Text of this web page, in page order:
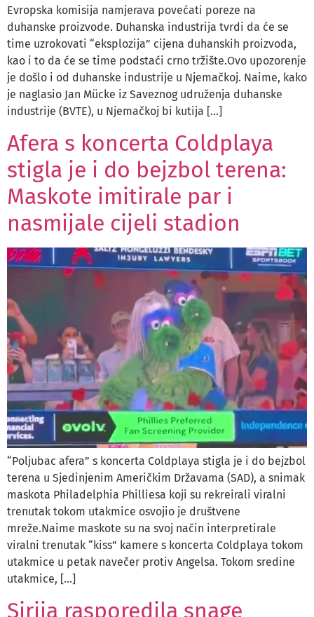
Evropska komisija namjerava povećati poreze na
duhanske proizvode. Duhanska industrija tvrdi da će se
time uzrokovati “eksplozija” cijena duhanskih proizvoda,
kao i to da će se time podstaći crno tržište.Ovo upozorenje
je došlo i od duhanske industrije u Njemačkoj. Naime, kako
je naglasio Jan Mücke iz Saveznog udruženja duhanske
industrije (BVTE), u Njemačkoj bi kutija […]
Afera s koncerta Coldplaya
stigla je i do bejzbol terena:
Maskote imitirale par i
nasmijale cijeli stadion
“Poljubac afera” s koncerta Coldplaya stigla je i do bejzbol
terena u Sjedinjenim Američkim Državama (SAD), a snimak
maskota Philadelphia Philliesa koji su rekreirali viralni
trenutak tokom utakmice osvojio je društvene
mreže.Naime maskote su na svoj način interpretirale
viralni trenutak “kiss” kamere s koncerta Coldplaya tokom
utakmice u petak navečer protiv Angelsa. Tokom sredine
utakmice, […]
Sirija rasporedila snage